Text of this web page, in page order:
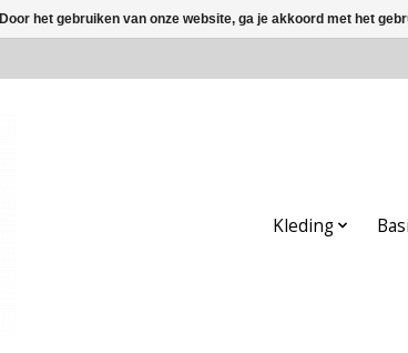
Kleding
Door het gebruiken van onze website, ga je akkoord met het